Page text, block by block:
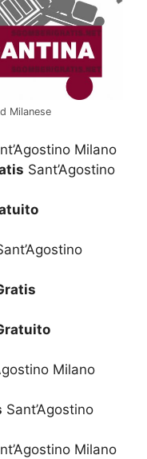
Milanese
Milano
Sant’Agostino
Milano
Sant’Agostino
Milano